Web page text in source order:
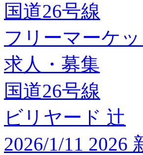
国道26号線
フリーマーケ
求人・募集
国道26号線
ビリヤード 辻
2026/1/11 2026